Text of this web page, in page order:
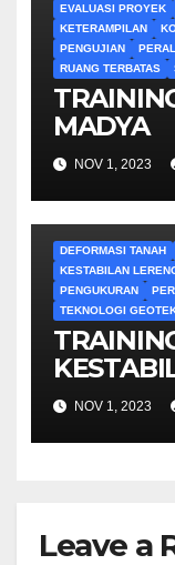
EVALUASI PROYEK
KETERAMPILAN
PENGUJIAN
RUANG TERBATAS
MADYA
NOV 1, 2023
DEFORMASI TANAH
KESTABILAN
PENGUKURAN
TEKNOLOGI
NOV 1, 2023
Leave a